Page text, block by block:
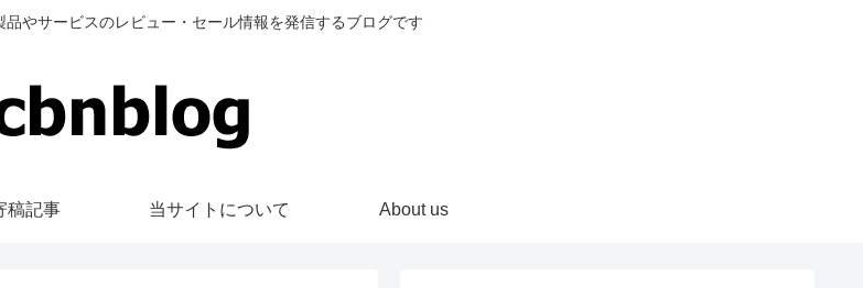
品やサービスのレビュー・セール情報を発信するブログです
稿記事 当サイトについて About us